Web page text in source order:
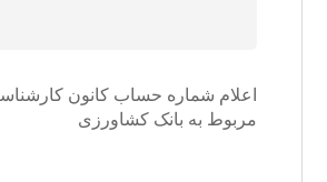
اعلام شماره حساب کانون
مربوط به بانک کشاورزی